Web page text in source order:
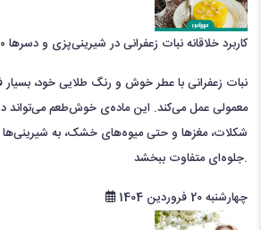
۱۰ کاربرد خلاقانه نبات زعفرانی در شیرینی‌پزی و دسرها
نبات زعفرانی با عطر خوش و رنگ طلایی خود، بسیار
معمولی عمل می‌کند. این ماده‌ی خوش‌طعم می‌تواند در
شکلات، مغزها و حتی میوه‌های خشک، به
جلوه‌ای متفاوت ببخشد.
چهارشنبه 20 فروردین 1404